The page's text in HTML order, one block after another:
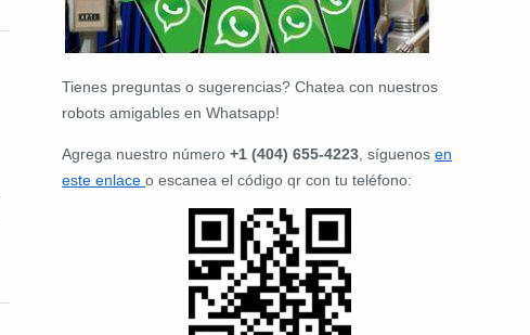
Tienes preguntas o sugerencias? Chatea con nuestros
robots amigables en Whatsapp!
Agrega nuestro número +1 (404) 655-4223 , síguenos en
este enlace o escanea el código qr con tu teléfono: